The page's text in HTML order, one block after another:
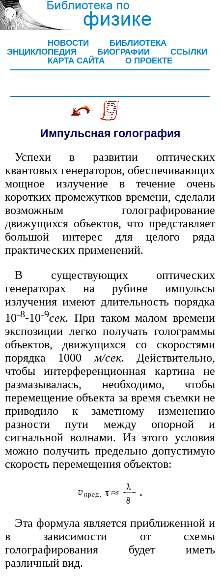
НОВОСТИ
БИБЛИОТЕКА
ЭНЦИКЛОПЕДИЯ
БИОГРАФИИ
ССЫЛКИ
КАРТА САЙТА
О ПРОЕКТЕ
Импульсная голография
Успехи в развитии оптических
квантовых генераторов, обеспечивающих
мощное излучение в течение очень
коротких промежутков времени, сделали
возможным голографирование
движущихся объектов, что представляет
большой интерес для целого ряда
практических применений.
В существующих оптических
генераторах на рубине импульсы
излучения имеют длительность порядка
10-8-10-9сек. При таком малом времени
экспозиции легко получать голограммы
объектов, движущихся со скоростями
порядка 1000м/сек. Действительно,
чтобы интерференционная картина не
размазывалась, необходимо, чтобы
перемещение объекта за время съемки не
приводило к заметному изменению
разности пути между опорной и
сигнальной волнами. Из этого условия
можно получить предельно допустимую
скорость перемещения объектов:
Эта формула является приближенной и
в зависимости от схемы
голографирования будет иметь
различный вид.